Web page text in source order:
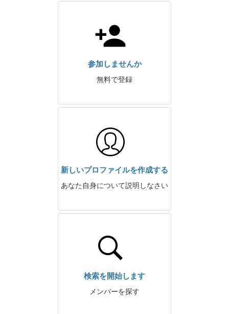
参加しませんか
無料で登録
新しいプロファイルを作成する
あなた自身について説明しなさい
検索を開始します
メンバーを探す